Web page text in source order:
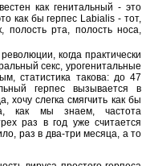
как генитальный - это
как бы герпес Labialis - тот,
полость рта, полость носа,
когда практически
секс, урогенитальные
статистика такова: до 47
герпес вызывается в
хочу слегка смягчить как бы
как мы знаем, частота
раз в год уже считается
раз в два-три месяца, а то